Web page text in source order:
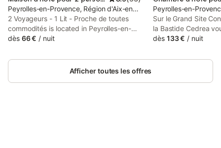
Peyrolles-en-Provence, Région d'Aix-en-Provence
2 Voyageurs - 1 Lit - Proche de toutes
commodités is located in Peyrolles-en-
Provence. The property features garden
the property and ITER / Cadarache is 18
dès 66 € / nuit
Peyrolles-en-
Sur le Grand Site
la Bastide Cedrea
de la Provence dans
découvrir les
dès 133 € / nuit
Afficher toutes les offres